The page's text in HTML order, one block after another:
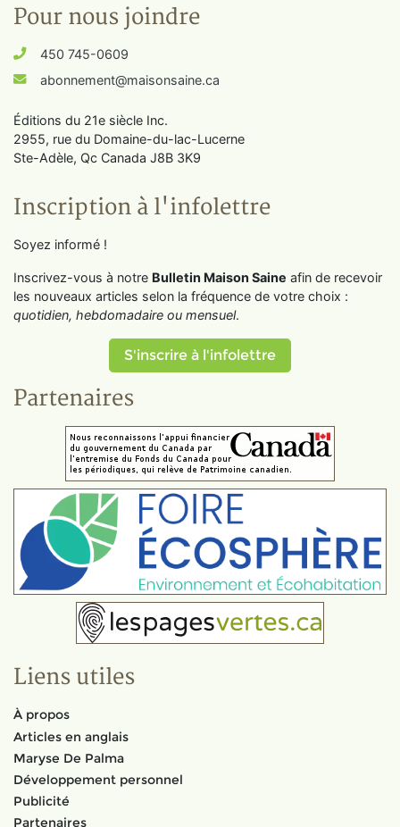
Pour nous joindre
450 745-0609
abonnement@maisonsaine.ca
Éditions du 21e siècle Inc.
2955, rue du Domaine-du-lac-Lucerne
Ste-Adèle, Qc Canada J8B 3K9
Inscription à l'infolettre
Soyez informé !
Inscrivez-vous à notre Bulletin Maison Saine afin de recevoir
les nouveaux articles selon la fréquence de votre choix :
quotidien, hebdomadaire ou mensuel.
S'inscrire à l'infolettre
Partenaires
Liens utiles
À propos
Articles en anglais
Maryse De Palma
Développement personnel
Publicité
Partenaires